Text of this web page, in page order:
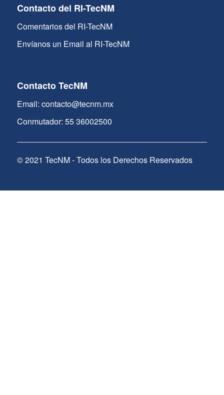
Contacto del RI-TecNM
Comentarios del RI-TecNM
Envíanos un Email al RI-TecNM
Contacto TecNM
Email: contacto@tecnm.mx
Conmutador: 55 36002500
© 2021 TecNM - Todos los Derechos Reservados